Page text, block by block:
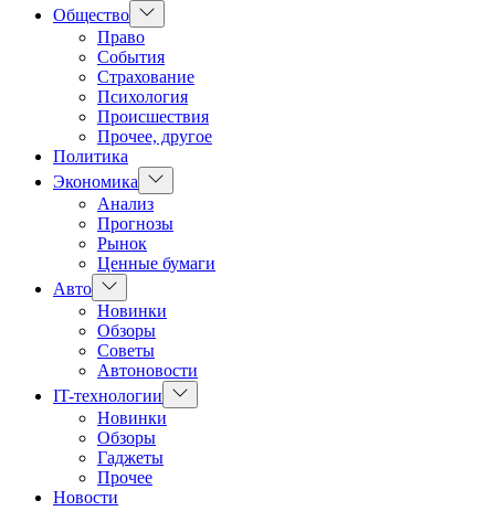
Общество Показать
подменю
Право
События
Страхование
Психология
Происшествия
Прочее, другое
Политика
Экономика
Показать
подменю
Анализ
Прогнозы
Рынок
Ценные бумаги
Авто Показать
подменю
Новинки
Обзоры
Советы
Автоновости
IT-технологии
Показать
подменю
Новинки
Обзоры
Гаджеты
Прочее
Новости